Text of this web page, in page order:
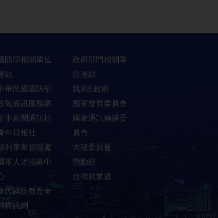
防部相關單位
結
華民國國防部
戰資訊服務網
事新聞通訊社
年日報社
利事業管理處
軍人才招募中
民國防教育全
資訊網
政府部門相關單
位連結
我的E政府
國家發展委員會
國家通訊傳播委
員會
大陸委員會
勞動部
台灣就業通